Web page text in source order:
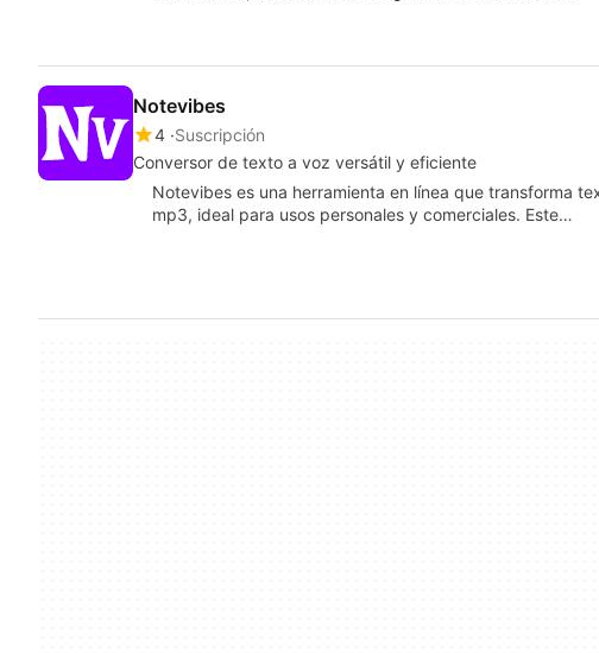
Notevibes
4 Suscripción
Conversor de texto a voz versátil y eficiente
Notevibes es una herramienta en línea que transforma
mp3, ideal para usos personales y comerciales. Este…